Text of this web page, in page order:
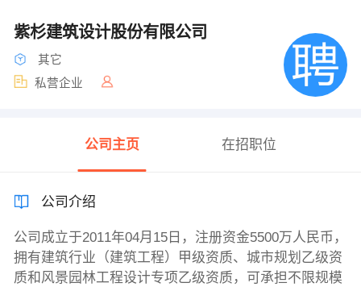
紫杉建筑设计股份有限公司
其它
私营企业
公司主页 在招职位
公司介绍
公司成立于2011年04月15日，注册资金5500万人民币，
拥有建筑行业（建筑工程）甲级资质、城市规划乙级资
质和风景园林工程设计专项乙级资质，可承担不限规模